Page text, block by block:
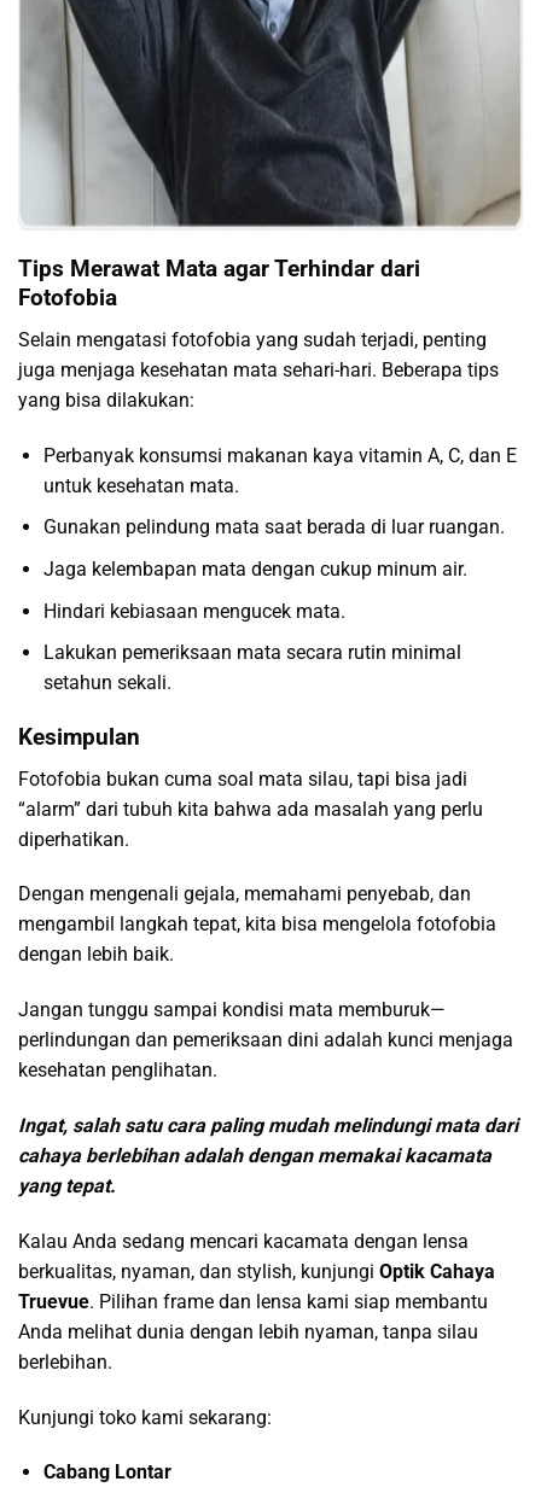
Tips Merawat Mata agar Terhindar dari
Fotofobia
Selain mengatasi fotofobia yang sudah terjadi, penting
juga menjaga kesehatan mata sehari-hari. Beberapa tips
yang bisa dilakukan:
Perbanyak konsumsi makanan kaya vitamin A, C, dan E
untuk kesehatan mata.
Gunakan pelindung mata saat berada di luar ruangan.
Jaga kelembapan mata dengan cukup minum air.
Hindari kebiasaan mengucek mata.
Lakukan pemeriksaan mata secara rutin minimal
setahun sekali.
Kesimpulan
Fotofobia bukan cuma soal mata silau, tapi bisa jadi
“alarm” dari tubuh kita bahwa ada masalah yang perlu
diperhatikan.
Dengan mengenali gejala, memahami penyebab, dan
mengambil langkah tepat, kita bisa mengelola fotofobia
dengan lebih baik.
Jangan tunggu sampai kondisi mata memburuk—
perlindungan dan pemeriksaan dini adalah kunci menjaga
kesehatan penglihatan.
Ingat, salah satu cara paling mudah melindungi mata dari
cahaya berlebihan adalah dengan memakai kacamata
yang tepat.
Kalau Anda sedang mencari kacamata dengan lensa
berkualitas, nyaman, dan stylish, kunjungi Optik Cahaya
Truevue. Pilihan frame dan lensa kami siap membantu
Anda melihat dunia dengan lebih nyaman, tanpa silau
berlebihan.
Kunjungi toko kami sekarang:
Cabang Lontar